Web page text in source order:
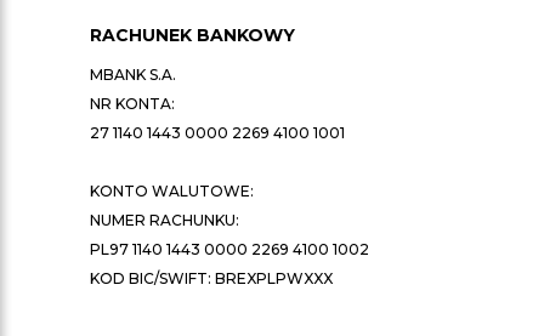
RACHUNEK BANKOWY
MBANK S.A.
NR KONTA:
27 1140 1443 0000 2269 4100 1001
KONTO WALUTOWE:
NUMER RACHUNKU:
PL97 1140 1443 0000 2269 4100 1002
KOD BIC/SWIFT: BREXPLPWXXX